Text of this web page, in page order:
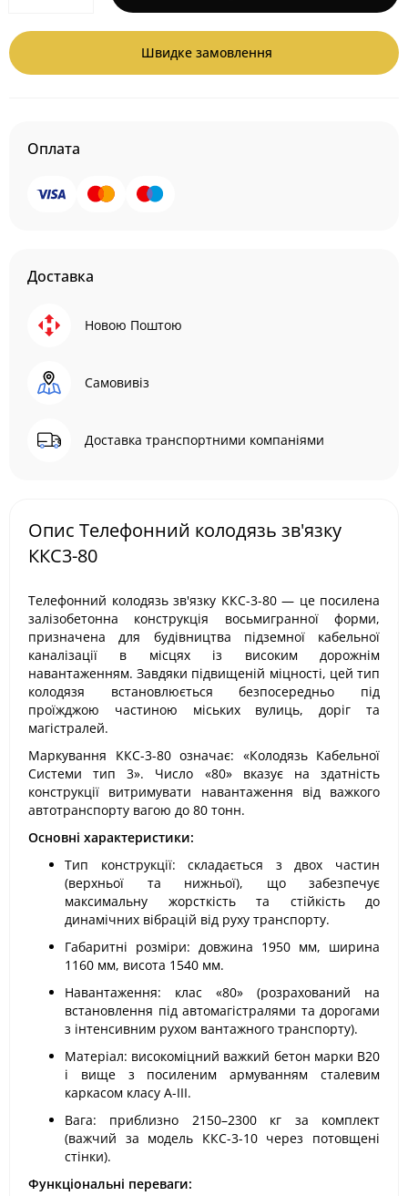
Швидке замовлення
Оплата
Доставка
Новою Поштою
Самовивіз
Доставка транспортними компаніями
Опис Телефонний колодязь зв'язку
ККС3-80
Телефонний колодязь зв'язку ККС-3-80 — це посилена
залізобетонна конструкція восьмигранної форми,
призначена для будівництва підземної кабельної
каналізації в місцях із високим дорожнім
навантаженням. Завдяки підвищеній міцності, цей тип
колодязя встановлюється безпосередньо під
проїжджою частиною міських вулиць, доріг та
магістралей.
Маркування ККС-3-80 означає: «Колодязь Кабельної
Системи тип 3». Число «80» вказує на здатність
конструкції витримувати навантаження від важкого
автотранспорту вагою до 80 тонн.
Основні характеристики:
Тип конструкції: складається з двох частин
(верхньої та нижньої), що забезпечує
максимальну жорсткість та стійкість до
динамічних вібрацій від руху транспорту.
Габаритні розміри: довжина 1950 мм, ширина
1160 мм, висота 1540 мм.
Навантаження: клас «80» (розрахований на
встановлення під автомагістралями та дорогами
з інтенсивним рухом вантажного транспорту).
Матеріал: високоміцний важкий бетон марки В20
і вище з посиленим армуванням сталевим
каркасом класу А-ІІІ.
Вага: приблизно 2150–2300 кг за комплект
(важчий за модель ККС-3-10 через потовщені
стінки).
Функціональні переваги: